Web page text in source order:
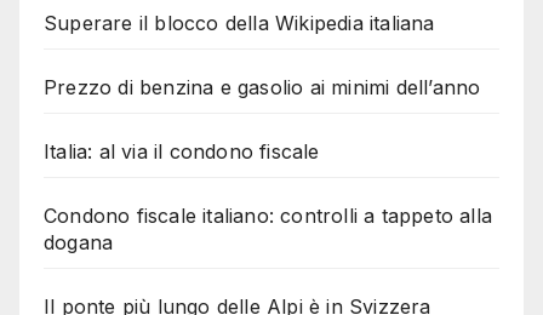
Superare il blocco della Wikipedia italiana
Prezzo di benzina e gasolio ai minimi dell’anno
Italia: al via il condono fiscale
Condono fiscale italiano: controlli a tappeto alla
dogana
Il ponte più lungo delle Alpi è in Svizzera